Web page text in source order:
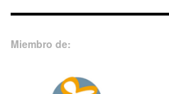
Miembro de: